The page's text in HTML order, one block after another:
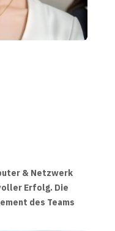
& Netzwerk
Erfolg. Die
des Teams